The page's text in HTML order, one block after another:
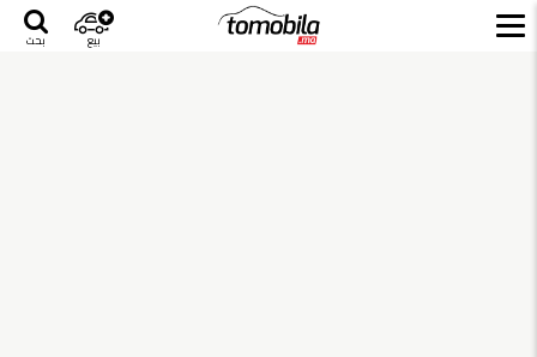
بحث بيع